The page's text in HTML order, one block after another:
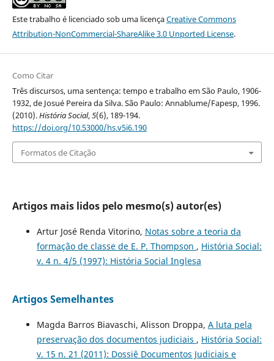
Este trabalho é licenciado sob uma licençaCreative Commons
Attribution-NonCommercial-ShareAlike 3.0 Unported License.
Como Citar
Três discursos, uma sentença: tempo e trabalho em São Paulo, 1906-
1932, de Josué Pereira da Silva. São Paulo: Annablume/Fapesp, 1996.
(2010).História Social,5(6), 189-194.
https://doi.org/10.53000/hs.v5i6.190
Formatos de Citação
Artigos mais lidos pelo mesmo(s) autor(es)
Artur José Renda Vitorino, Notas sobre a teoria da
formação de classe de E. P. Thompson , História Social:
v. 4 n. 4/5 (1997): História Social Inglesa
Artigos Semelhantes
Magda Barros Biavaschi, Alisson Droppa, A luta pela
preservação dos documentos judiciais , História Social:
v. 15 n. 21 (2011): Dossiê Documentos Judiciais e